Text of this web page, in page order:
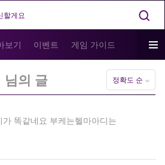
보기 이벤트 게임 가이드
님의 글 정확도 순
똑같네요 부케는헬마아디는